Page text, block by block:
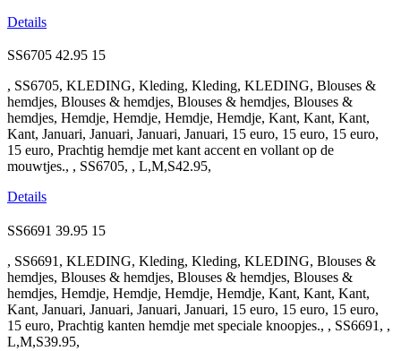
Details
SS6705 42.95 15
, SS6705, KLEDING, Kleding, Kleding, KLEDING, Blouses &
hemdjes, Blouses & hemdjes, Blouses & hemdjes, Blouses &
hemdjes, Hemdje, Hemdje, Hemdje, Hemdje, Kant, Kant, Kant,
Kant, Januari, Januari, Januari, Januari, 15 euro, 15 euro, 15 euro,
15 euro, Prachtig hemdje met kant accent en vollant op de
mouwtjes., , SS6705, , L,M,S42.95,
Details
SS6691 39.95 15
, SS6691, KLEDING, Kleding, Kleding, KLEDING, Blouses &
hemdjes, Blouses & hemdjes, Blouses & hemdjes, Blouses &
hemdjes, Hemdje, Hemdje, Hemdje, Hemdje, Kant, Kant, Kant,
Kant, Januari, Januari, Januari, Januari, 15 euro, 15 euro, 15 euro,
15 euro, Prachtig kanten hemdje met speciale knoopjes., , SS6691, ,
L,M,S39.95,